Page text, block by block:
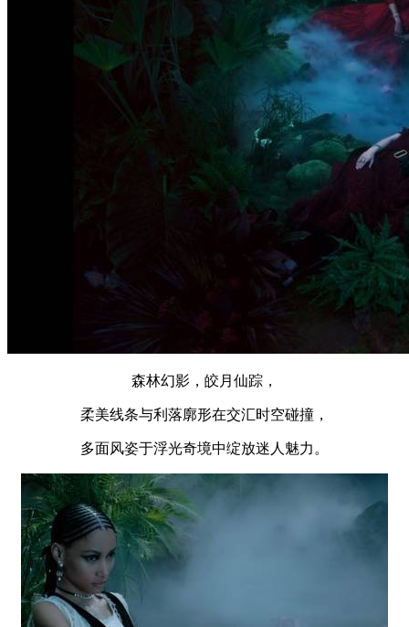
森林幻影，皎月仙踪，
柔美线条与利落廓形在交汇时空碰撞，
多面风姿于浮光奇境中绽放迷人魅力。